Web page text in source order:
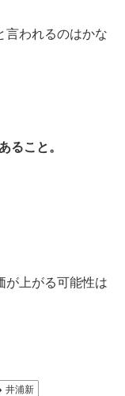
言われるのはかな
ること。
が上がる可能性は
井浦新